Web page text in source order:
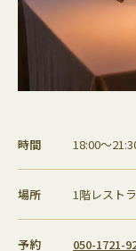
時間 18:00〜
場所 1階レスト
予約
050-1721-